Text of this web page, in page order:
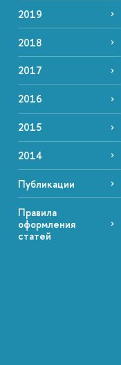
2019
2018
2017
2016
2015
2014
Публикации
Правила
оформления
статей